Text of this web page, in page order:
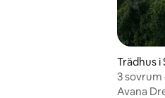
Trädhus i
3 sovrum
Villa By
Avana